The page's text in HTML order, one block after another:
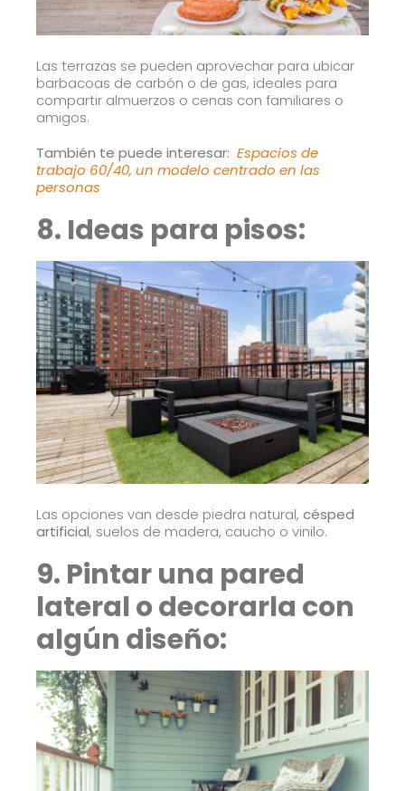
Las terrazas se pueden aprovechar para ubicar
barbacoas de carbón o de gas, ideales para
compartir almuerzos o cenas con familiares o
amigos.
También te puede interesar: Espacios de
trabajo 60/40, un modelo centrado en las
personas
8. Ideas para pisos:
Las opciones van desde piedra natural, césped
artificial, suelos de madera, caucho o vinilo.
9. Pintar una pared
lateral o decorarla con
algún diseño: